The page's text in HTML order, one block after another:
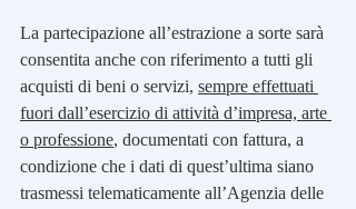
La partecipazione all’estrazione a sorte sarà
consentita anche con riferimento a tutti gli
acquisti di beni o servizi, sempre effettuati
fuori dall’esercizio di attività d’impresa, arte
o professione, documentati con fattura, a
condizione che i dati di quest’ultima siano
trasmessi telematicamente all’Agenzia delle